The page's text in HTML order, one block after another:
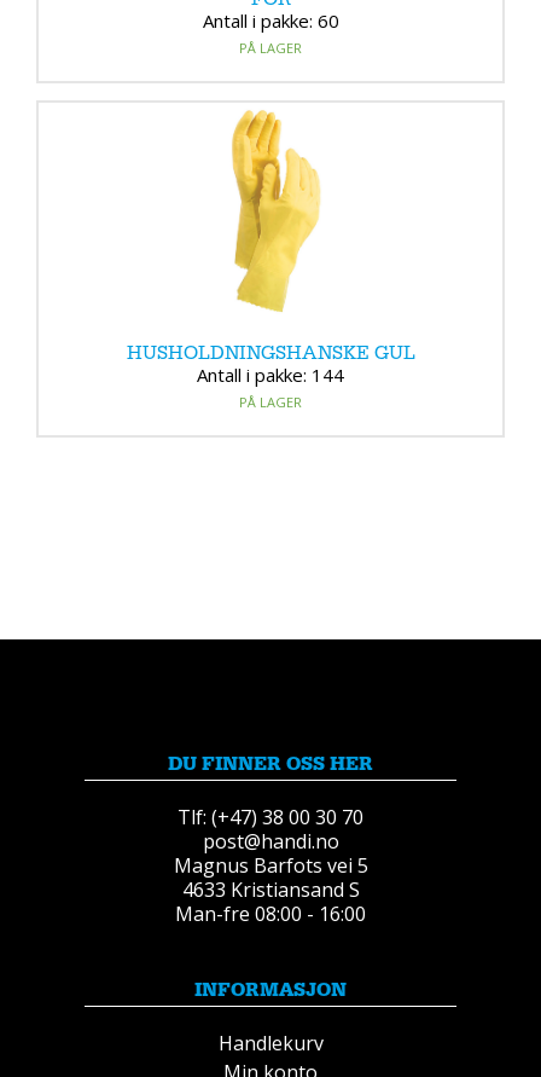
Antall i pakke: 60
PÅ LAGER
HUSHOLDNINGSHANSKE GUL
Antall i pakke: 144
PÅ LAGER
DU FINNER OSS HER
Tlf: (+47) 38 00 30 70
post@handi.no
Magnus Barfots vei 5
4633 Kristiansand S
Man-fre 08:00 - 16:00
INFORMASJON
Handlekurv
Min konto